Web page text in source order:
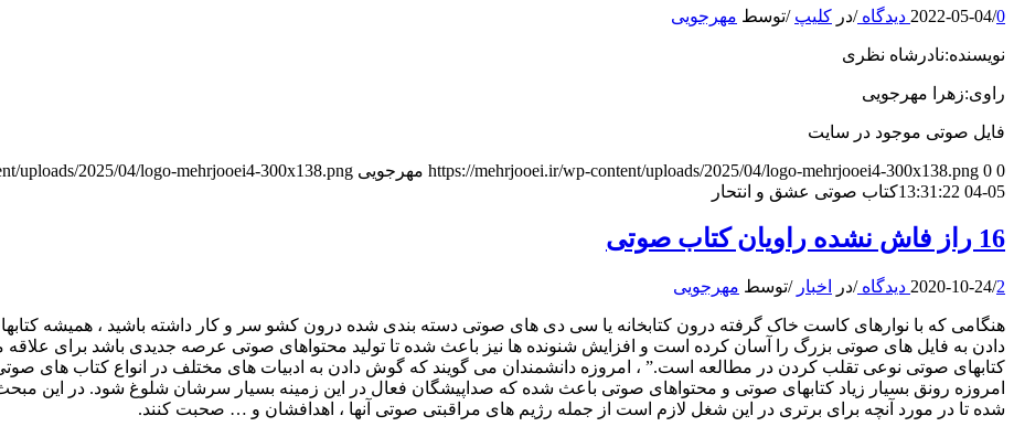
2022-05-04/0 دیدگاه /در کلیپ /توسط مهرجویی
نویسنده:نادرشاه نظری
راوی:زهرا مهرجویی
فایل صوتی موجود در سایت
https://mehrjooei.ir/wp-content/uploads/2025/04/logo-mehrjooei4-300x138.png 0 0 مهرجویی uploads/2025/04/logo-mehrjooei4-300x138.png
05-04 13:31:22
کتاب صوتی عشق و انتحار
16 راز فاش نشده راویان کتاب صوتی
2020-10-24/2 دیدگاه /در اخبار /توسط مهرجویی
هنگامی که با نوارهای کاست خاک گرفته درون کتابخانه یا سی دی های صوتی دسته بندی شده درون کشو سر و کار داشته باشید ، همیشه
دادن به فایل های صوتی بزرگ را آسان کرده است و افزایش شنونده ها نیز باعث شده تا تولید محتواهای صوتی عرصه جدیدی باشد برای علاقه
کتابهای صوتی نوعی تقلب کردن در مطالعه است.” ، امروزه دانشمندان می گویند که گوش دادن به ادبیات های مختلف در انواع کتاب های صوتی
امروزه رونق بسیار زیاد کتابهای صوتی و محتواهای صوتی باعث شده که صداپیشگان فعال در این زمینه بسیار سرشان شلوغ شود. در این
شده تا در مورد آنچه برای برتری در این شغل لازم است از جمله رژیم های مراقبتی صوتی آنها ، اهدافشان و … صحبت کنند.